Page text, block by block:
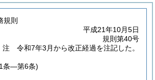
規則
平成21年10月5日
規則第40号
注 令和7年3月から改正経過を注記した。
条―第6条)